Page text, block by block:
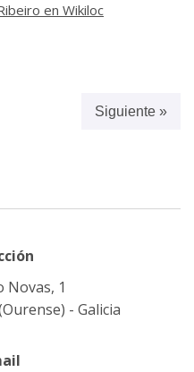
en Wikiloc
Siguiente »
Novas, 1
- Galicia